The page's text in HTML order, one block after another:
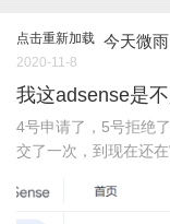
点击重新加载 今天微雨
2020-11-8
我这adsense是
4号申请了，5号拒绝
交了一次，到现在还